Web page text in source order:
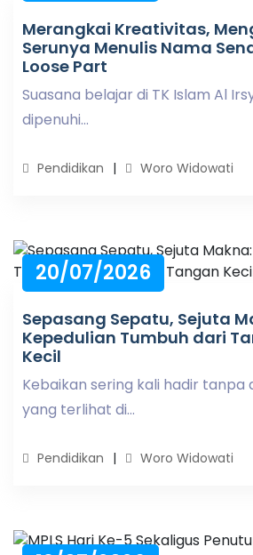
Merangkai Kreativitas,
Serunya Menulis Nama
Loose Part
Suasana belajar di TK Islam Al
dipenuhi...
Pendidikan Woro Widowati
20/07/2026
Sepasang Sepatu, Sejuta
Kepedulian Tumbuh dari
Kecil
Kebaikan sering kali hadir tanpa
yang terlihat di...
Pendidikan Woro Widowati